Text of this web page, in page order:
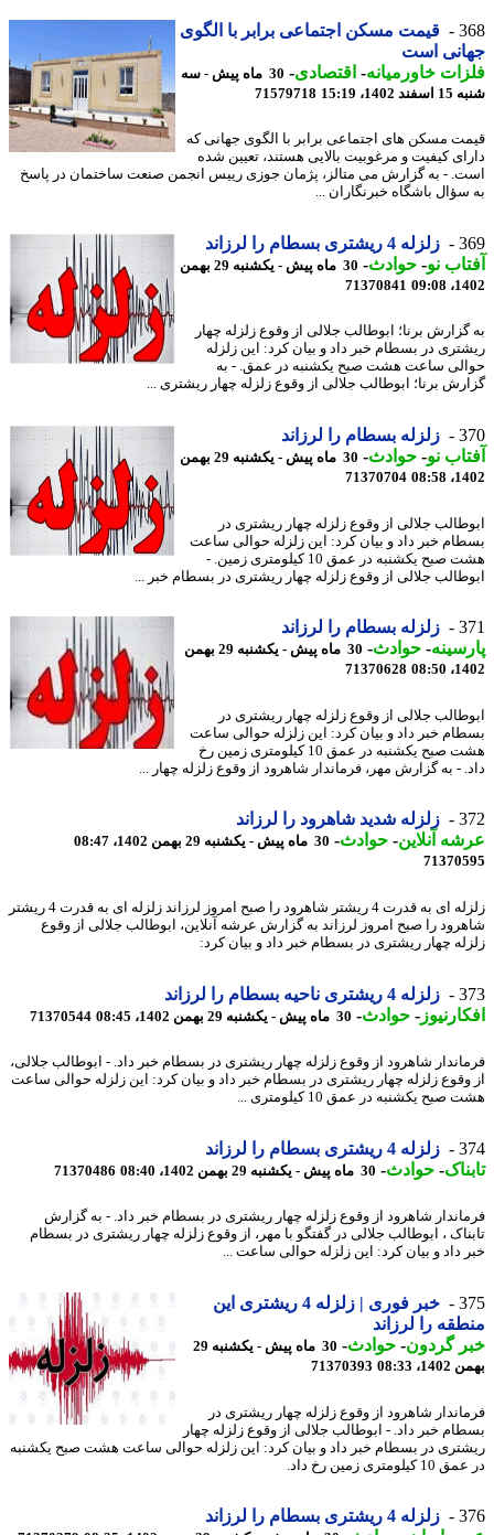
قیمت مسکن اجتماعی برابر با الگوی
است
خاورمیانه-اقتصادی-
30 ماه پیش - سه
15:19
71579718
مسکن های اجتماعی برابر با الگوی جهانی که
کیفیت و مرغوبیت بالایی هستند، تعیین شده
- به گزارش می متالز، پژمان جوزی رییس انجمن صنعت ساختمان در پاسخ
باشگاه خبرنگاران ...
زلزله 4 ریشتری بسطام را لرزاند
نو- حوادث -
30 ماه پیش - یکشنبه 29 بهمن
71370841
برنا؛ ابوطالب جلالی از وقوع زلزله چهار
در بسطام خبر داد و بیان کرد: این زلزله
ساعت هشت صبح یکشنبه در عمق. - به
برنا؛ ابوطالب جلالی از وقوع زلزله چهار ریشتری ...
زلزله بسطام را لرزاند
نو- حوادث -
30 ماه پیش - یکشنبه 29 بهمن
71370704
جلالی از وقوع زلزله چهار ریشتری در
خبر داد و بیان کرد: این زلزله حوالی ساعت
هشت صبح یکشنبه در عمق 10 کیلومتری زمین. -
جلالی از وقوع زلزله چهار ریشتری در بسطام خبر ...
زلزله بسطام را لرزاند
-حوادث -
30 ماه پیش - یکشنبه 29 بهمن
71370628
جلالی از وقوع زلزله چهار ریشتری در
خبر داد و بیان کرد: این زلزله حوالی ساعت
هشت صبح یکشنبه در عمق 10 کیلومتری زمین رخ
- به گزارش مهر، فرماندار شاهرود از وقوع زلزله چهار ...
زلزله شدید شاهرود را لرزاند
آنلاین-حوادث -30 ماه پیش - یکشنبه 29 بهمن 1402، 08:47
زلزله ای به قدرت 4 ریشتر شاهرود را صبح امروز لرزاند زلزله ای به قدرت 4 ریشتر
را صبح امروز لرزاند به گزارش عرشه آنلاین، ابوطالب جلالی از وقوع
چهار ریشتری در بسطام خبر داد و بیان کرد:
زلزله 4 ریشتری ناحیه بسطام را لرزاند
-حوادث -30 ماه پیش - یکشنبه 29 بهمن 1402، 08:45 71370544
شاهرود از وقوع زلزله چهار ریشتری در بسطام خبر داد. - ابوطالب جلالی،
زلزله چهار ریشتری در بسطام خبر داد و بیان کرد: این زلزله حوالی ساعت
یکشنبه در عمق 10 کیلومتری ...
زلزله 4 ریشتری بسطام را لرزاند
-حوادث -30 ماه پیش - یکشنبه 29 بهمن 1402، 08:40 71370486
شاهرود از وقوع زلزله چهار ریشتری در بسطام خبر داد. - به گزارش
، ابوطالب جلالی در گفتگو با مهر، از وقوع زلزله چهار ریشتری در بسطام
داد و بیان کرد: این زلزله حوالی ساعت ...
خبر فوری | زلزله 4 ریشتری این
را لرزاند
گردون-حوادث -
30 ماه پیش - یکشنبه 29
08:33
71370393
شاهرود از وقوع زلزله چهار ریشتری در
خبر داد. - ابوطالب جلالی از وقوع زلزله چهار
در بسطام خبر داد و بیان کرد: این زلزله حوالی ساعت هشت صبح یکشنبه
زمین رخ داد.
زلزله 4 ریشتری بسطام را لرزاند